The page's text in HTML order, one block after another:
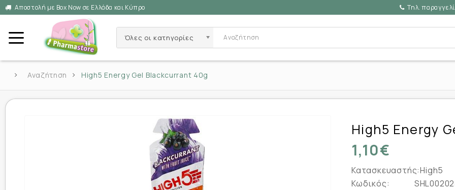
Αποστολή με Box Now σε Ελλάδα και Κύπρο Τηλ.
Όλες οι κατηγορίες
Αναζήτηση High5 Energy Gel Blackcurrant 40g
High5 Energy
1,10€
Κατασκευαστής:High5
Κωδικός: